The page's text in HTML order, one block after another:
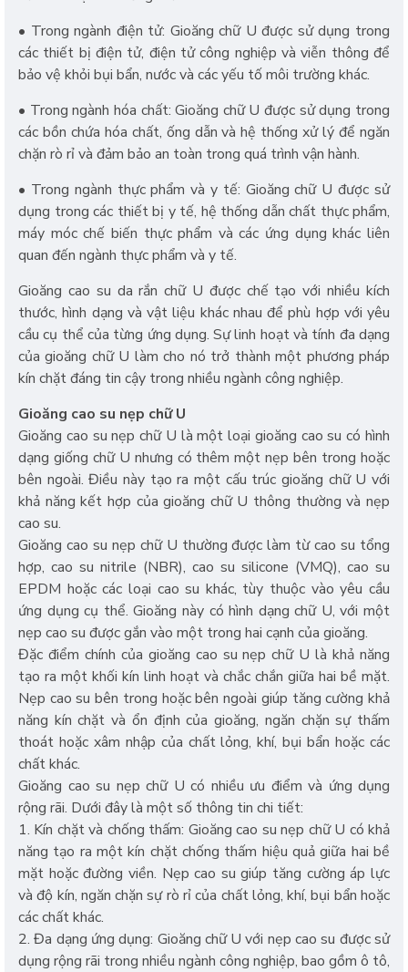
• Trong ngành điện tử: Gioăng chữ U được sử dụng trong
các thiết bị điện tử, điện tử công nghiệp và viễn thông để
bảo vệ khỏi bụi bẩn, nước và các yếu tố môi trường khác.
• Trong ngành hóa chất: Gioăng chữ U được sử dụng trong
các bồn chứa hóa chất, ống dẫn và hệ thống xử lý để ngăn
chặn rò rỉ và đảm bảo an toàn trong quá trình vận hành.
• Trong ngành thực phẩm và y tế: Gioăng chữ U được sử
dụng trong các thiết bị y tế, hệ thống dẫn chất thực phẩm,
máy móc chế biến thực phẩm và các ứng dụng khác liên
quan đến ngành thực phẩm và y tế.
Gioăng cao su da rắn chữ U được chế tạo với nhiều kích
thước, hình dạng và vật liệu khác nhau để phù hợp với yêu
cầu cụ thể của từng ứng dụng. Sự linh hoạt và tính đa dạng
của gioăng chữ U làm cho nó trở thành một phương pháp
kín chặt đáng tin cậy trong nhiều ngành công nghiệp.
Gioăng cao su nẹp chữ U
Gioăng cao su nẹp chữ U là một loại gioăng cao su có hình
dạng giống chữ U nhưng có thêm một nẹp bên trong hoặc
bên ngoài. Điều này tạo ra một cấu trúc gioăng chữ U với
khả năng kết hợp của gioăng chữ U thông thường và nẹp
cao su.
Gioăng cao su nẹp chữ U thường được làm từ cao su tổng
hợp, cao su nitrile (NBR), cao su silicone (VMQ), cao su
EPDM hoặc các loại cao su khác, tùy thuộc vào yêu cầu
ứng dụng cụ thể. Gioăng này có hình dạng chữ U, với một
nẹp cao su được gắn vào một trong hai cạnh của gioăng.
Đặc điểm chính của gioăng cao su nẹp chữ U là khả năng
tạo ra một khối kín linh hoạt và chắc chắn giữa hai bề mặt.
Nẹp cao su bên trong hoặc bên ngoài giúp tăng cường khả
năng kín chặt và ổn định của gioăng, ngăn chặn sự thấm
thoát hoặc xâm nhập của chất lỏng, khí, bụi bẩn hoặc các
chất khác.
Gioăng cao su nẹp chữ U có nhiều ưu điểm và ứng dụng
rộng rãi. Dưới đây là một số thông tin chi tiết:
1. Kín chặt và chống thấm: Gioăng cao su nẹp chữ U có khả
năng tạo ra một kín chặt chống thấm hiệu quả giữa hai bề
mặt hoặc đường viền. Nẹp cao su giúp tăng cường áp lực
và độ kín, ngăn chặn sự rò rỉ của chất lỏng, khí, bụi bẩn hoặc
các chất khác.
2. Đa dạng ứng dụng: Gioăng chữ U với nẹp cao su được sử
dụng rộng rãi trong nhiều ngành công nghiệp, bao gồm ô tô,